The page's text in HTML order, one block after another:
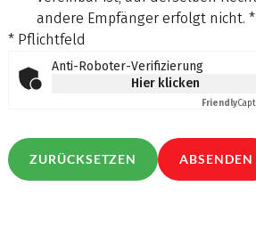
andere Empfänger erfolgt nicht. *
* Pflichtfeld
Anti-Roboter-Verifizierung
Hier klicken
Friendly
ZURÜCKSETZEN ABSENDEN